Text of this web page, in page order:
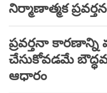
నిర్మాణాత్మక
ప్రవర్తనా కారణాన్ని
చేసుకోవడమే
ఆధారం